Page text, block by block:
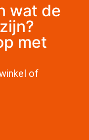
wat de
met
of